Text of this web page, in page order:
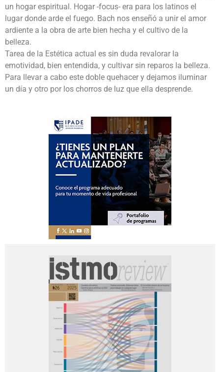
un hogar espiritual. Hogar -focus- era para los latinos el
lugar donde arde el fuego. Bach nos enseñó a unir el amor
ardiente a la obra de arte bien hecha y el cultivo de la
belleza.
Tarea de la Estética actual es sin duda revalorar la
emotividad, bien entendida, y cultivar sin reparos la belleza.
Para llevar a cabo este doble quehacer y dejamos iluminar
un día y otro por los chorros de luz que ella desprende.